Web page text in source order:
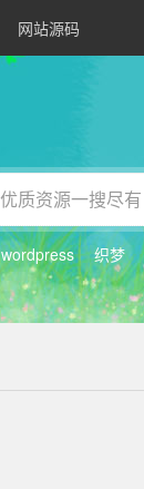
网站源码
wordpress 织梦